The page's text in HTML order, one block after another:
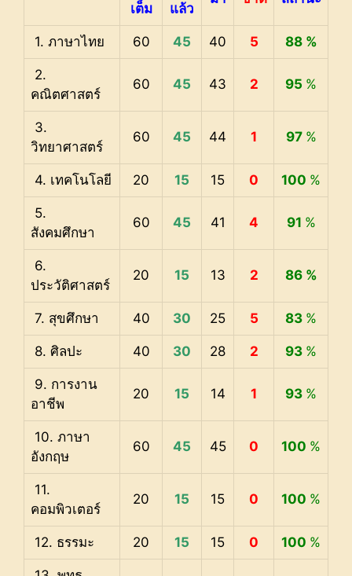
เต็ม
แล้ว
1. ภาษาไทย 60 45 40 5 88 %
2.
คณิตศาสตร์
60 45 43 2 95 %
3.
วิทยาศาสตร์
60 45 44 1 97 %
4. เทคโนโลยี 20 15 15 0 100 %
5.
สังคมศึกษา
60 45 41 4 91 %
6.
ประวัติศาสตร์
20 15 13 2 86 %
7. สุขศึกษา 40 30 25 5 83 %
8. ศิลปะ 40 30 28 2 93 %
9. การงาน
อาชีพ
20 15 14 1 93 %
10. ภาษา
อังกฤษ
60 45 45 0 100 %
11.
คอมพิวเตอร์
20 15 15 0 100 %
12. ธรรมะ 20 15 15 0 100 %